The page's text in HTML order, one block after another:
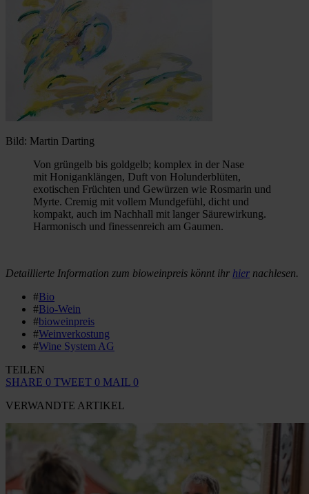
Bild: Martin Darting
Von grüngelb bis goldgelb; komplex in der Nase
mit Honiganklängen, Duft von Holunderblüten,
exotischen Früchten und Gewürzen wie Rosmarin und
Myrte. Cremig mit vollem Mundgefühl, dicht und
kompakt, auch im Nachhall mit langer Säurewirkung.
Harmonisch und finessenreich am Gaumen.
Detaillierte Information zum bioweinpreis könnt ihr hier nachlesen.
#Bio
#Bio-Wein
#bioweinpreis
#Weinverkostung
#Wine System AG
TEILEN
SHARE 0 TWEET 0 MAIL 0
VERWANDTE ARTIKEL